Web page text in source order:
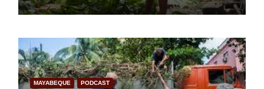
MAYABEQUE PODCAST